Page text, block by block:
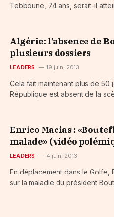
Tebboune, 74 ans, serait-il
Algérie: l’absence de
plusieurs dossiers
LEADERS 19 juin, 2013
Cela fait maintenant plus de
République est absent de la
Enrico Macias :
malade» (vidéo
LEADERS 4 juin, 2013
En déplacement dans le Golfe,
sur la maladie du président